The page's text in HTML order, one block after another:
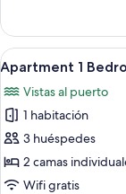
Adult)
1
Bedroom
Marina
View
(1
Adult)
Abrir
todas
las
fotos
de
Apartment
1
8
Apartment 1
Vistas al puerto
1 habitación
3 huéspedes
2 camas
Wifi gratis